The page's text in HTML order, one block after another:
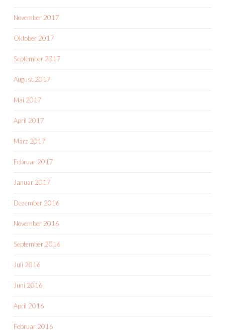
November 2017
Oktober 2017
September 2017
August 2017
Mai 2017
April 2017
März 2017
Februar 2017
Januar 2017
Dezember 2016
November 2016
September 2016
Juli 2016
Juni 2016
April 2016
Februar 2016